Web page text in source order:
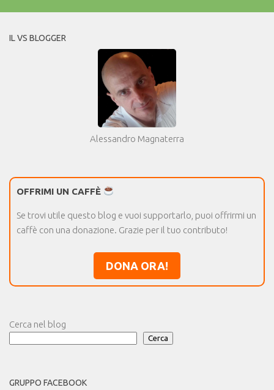
IL VS BLOGGER
Alessandro Magnaterra
OFFRIMI UN CAFFÈ
Se trovi utile questo blog e vuoi supportarlo, puoi offrirmi un
caffè con una donazione. Grazie per il tuo contributo!
DONA ORA!
Cerca nel blog
Cerca
GRUPPO FACEBOOK